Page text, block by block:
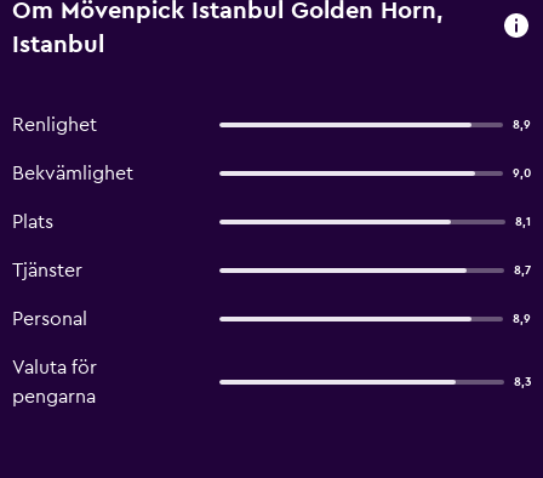
Om Mövenpick Istanbul Golden Horn,
Istanbul
Renlighet 8,9
Bekvämlighet 9,0
Plats 8,1
Tjänster 8,7
Personal 8,9
Valuta för
pengarna
8,3